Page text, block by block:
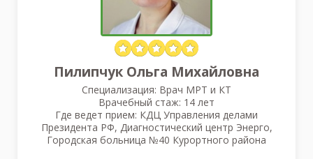
Пилипчук Ольга Михайловна
Специализация: Врач МРТ и КТ
Врачебный стаж: 14 лет
Где ведет прием: КДЦ Управления делами
Президента РФ, Диагностический центр Энерго,
Городская больница №40 Курортного района